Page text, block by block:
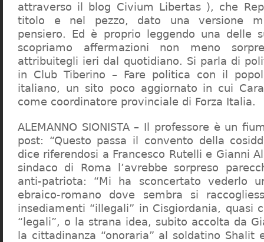
attraverso il blog Civium Libertas ), che
titolo e nel pezzo, dato una versione
pensiero. Ed è proprio leggendo una delle
scopriamo affermazioni non meno
attribuitegli ieri dal quotidiano. Si parla di
in Club Tiberino – Fare politica con il
italiano, un sito poco aggiornato in cui
come coordinatore provinciale di Forza Italia.
ALEMANNO SIONISTA – Il professore è un
post: “Questo passa il convento della
dice riferendosi a Francesco Rutelli e Gianni
sindaco di Roma l’avrebbe sorpreso
anti-patriota: “Mi ha sconcertato vederlo
ebraico-romano dove sembra si
insediamenti “illegali” in Cisgiordania, quasi
“legali”, o la strana idea, subito accolta da
la cittadinanza “onoraria” al soldatino Shalit